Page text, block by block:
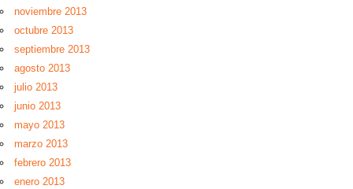
noviembre 2013
octubre 2013
septiembre 2013
agosto 2013
julio 2013
junio 2013
mayo 2013
marzo 2013
febrero 2013
enero 2013